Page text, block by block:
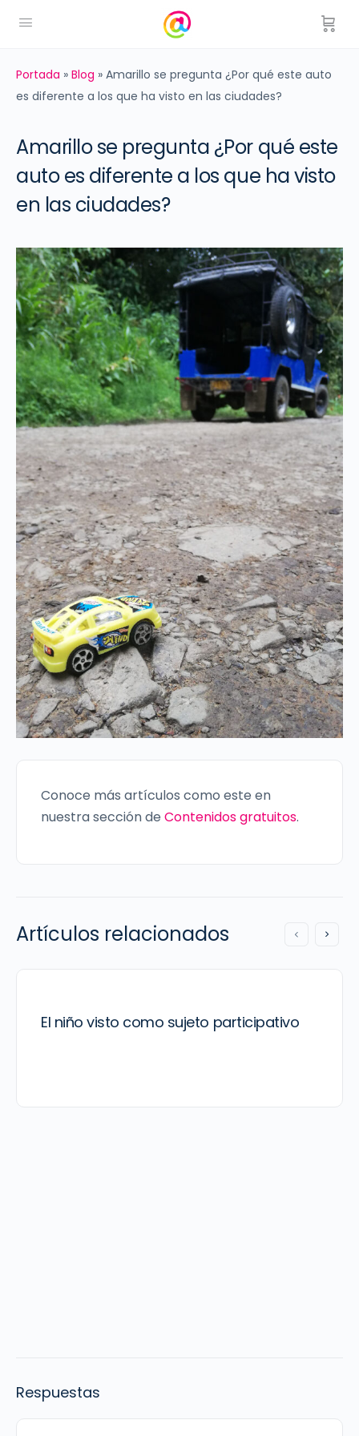
Portada » Blog » Amarillo se pregunta ¿Por qué este auto
es diferente a los que ha visto en las ciudades?
Amarillo se pregunta ¿Por qué este
auto es diferente a los que ha visto
en las ciudades?
Conoce más artículos como este en
nuestra sección de Contenidos gratuitos.
Artículos relacionados
El niño visto como sujeto participativo
Respuestas